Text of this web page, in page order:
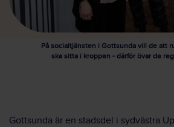
På socialtjänsten i Gottsunda vill de att
ska sitta i kroppen - därför övar de
Gottsunda är en stadsdel i sydvästra